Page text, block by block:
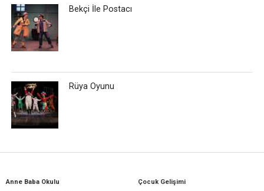
Bekçi İle Postacı
Rüya Oyunu
Anne Baba Okulu
Çocuk Gelişimi